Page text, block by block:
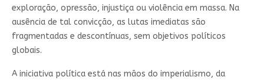
exploração, opressão, injustiça ou violência em massa. Na
ausência de tal convicção, as lutas imediatas são
fragmentadas e descontínuas, sem objetivos políticos
globais.
A iniciativa política está nas mãos do imperialismo, da